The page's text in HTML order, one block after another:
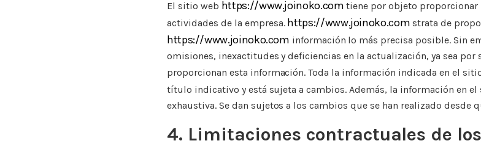
El sitio web https://www.joinoko.com tiene por objeto
actividades de la empresa. https://www.joinoko.com strata de
https://www.joinoko.com información lo más precisa posible. Sin
omisiones, inexactitudes y deficiencias en la actualización, ya sea
proporcionan esta información. Toda la información indicada en el
título indicativo y está sujeta a cambios. Además, la información en el
exhaustiva. Se dan sujetos a los cambios que se han realizado desde
4. Limitaciones contractuales de